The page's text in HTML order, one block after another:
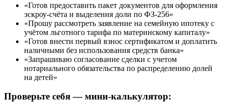
«Готов предоставить пакет документов для оформления
эскроу-счёта и выделения доли по ФЗ-256»
«Прошу рассмотреть заявление на семейную ипотеку с
учётом льготного тарифа по материнскому капиталу»
«Готов внести первый взнос сертификатом и доплатить
наличными без использования средств банка»
«Запрашиваю согласование сделки с учетом
нотариального обязательства по распределению долей
на детей»
Проверьте себя — мини-калькулятор: